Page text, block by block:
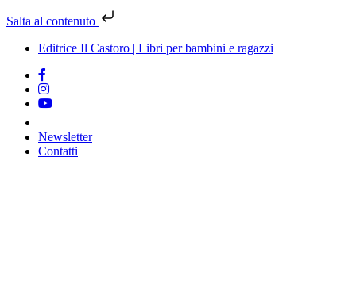
Salta al contenuto
Editrice Il Castoro | Libri per bambini e ragazzi
Newsletter
Contatti